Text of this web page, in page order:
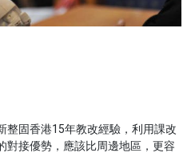
整固香港15年教改經驗，利用課改
對接優勢，應該比周邊地區，更容